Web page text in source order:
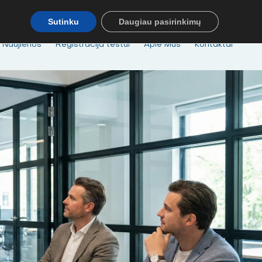
Naujienos Registracija testui Apie Mus Kontaktai
Sutinku Daugiau pasirinkimų